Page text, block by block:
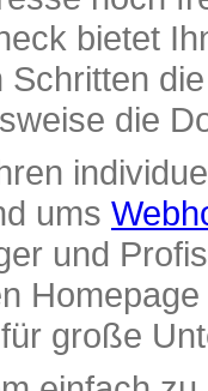
bietet
Schritten
die
ums
und
große